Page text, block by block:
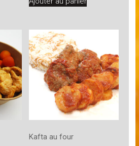
Kafta au four